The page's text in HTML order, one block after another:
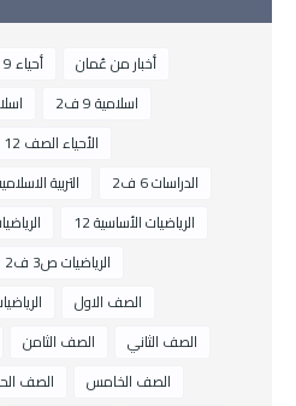
أحياء 9 ف2
أخبار من عُمان
اسلامية 9 ف2
الأحياء الصف 12 الفصل 2
التربية الاسلامية 7
الدراسات 6 ف2
الرياضيات
الرياضيات الأساسية 12
الرياضيات ص3 ف2
الصف الاول
الصف الثامن
الصف الثاني
الصف
الصف الخامس